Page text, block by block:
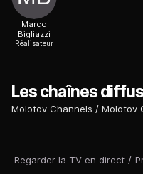
Regarder la TV en direct /
Marco
Bigliazzi
Réalisateur
Les chaînes
Molotov Channels Molotov